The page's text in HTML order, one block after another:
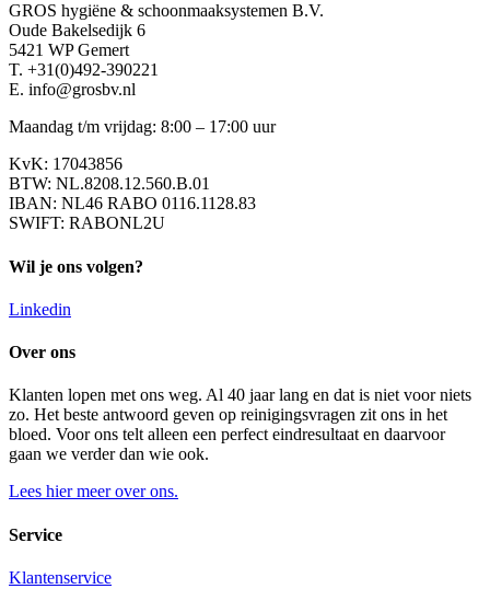
GROS hygiëne & schoonmaaksystemen B.V.
Oude Bakelsedijk 6
5421 WP Gemert
T. +31(0)492-390221
E. info@grosbv.nl
Maandag t/m vrijdag: 8:00 – 17:00 uur
KvK: 17043856
BTW: NL.8208.12.560.B.01
IBAN: NL46 RABO 0116.1128.83
SWIFT: RABONL2U
Wil je ons volgen?
Linkedin
Over ons
Klanten lopen met ons weg. Al 40 jaar lang en dat is niet voor niets
zo. Het beste antwoord geven op reinigingsvragen zit ons in het
bloed. Voor ons telt alleen een perfect eindresultaat en daarvoor
gaan we verder dan wie ook.
Lees hier meer over ons.
Service
Klantenservice